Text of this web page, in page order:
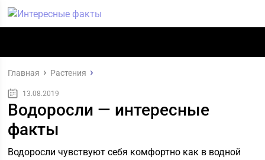
Главная Растения
13.08.2019
Водоросли — интересные
факты
Водоросли чувствуют себя комфортно как в водной